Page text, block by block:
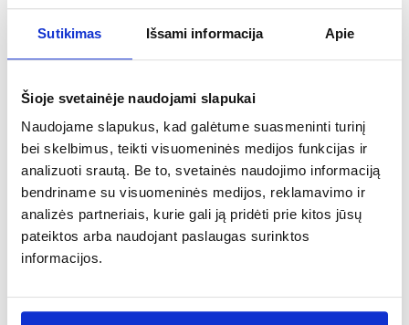
Sutikimas Išsami informacija Apie
Šioje svetainėje naudojami slapukai
Naudojame slapukus, kad galėtume suasmeninti turinį
bei skelbimus, teikti visuomeninės medijos funkcijas ir
analizuoti srautą. Be to, svetainės naudojimo informaciją
bendriname su visuomeninės medijos, reklamavimo ir
analizės partneriais, kurie gali ją pridėti prie kitos jūsų
pateiktos arba naudojant paslaugas surinktos
informacijos.
245.00 140.00€
FUTURISMO – Stalo
padėkliukai
135.00€
HERBARIAE –
215.00€